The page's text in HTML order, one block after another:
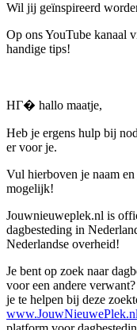
Wil jij geïnspireerd
Op ons YouTube kanaal
handige tips!
HГ� hallo maatje,
Heb je ergens hulp bij
er voor je.
Vul hierboven je naam
mogelijk!
Jouwnieuweplek.nl is
dagbesteding in
Nederlandse overheid!
Je bent op zoek naar
voor een andere
je te helpen bij deze
www.JouwNieuwePlek.nl